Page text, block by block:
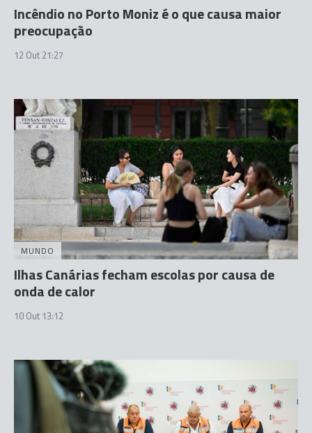
Incêndio no Porto Moniz é o que causa maior
preocupação
12 Out 21:27
MUNDO
Ilhas Canárias fecham escolas por causa de
onda de calor
10 Out 13:12